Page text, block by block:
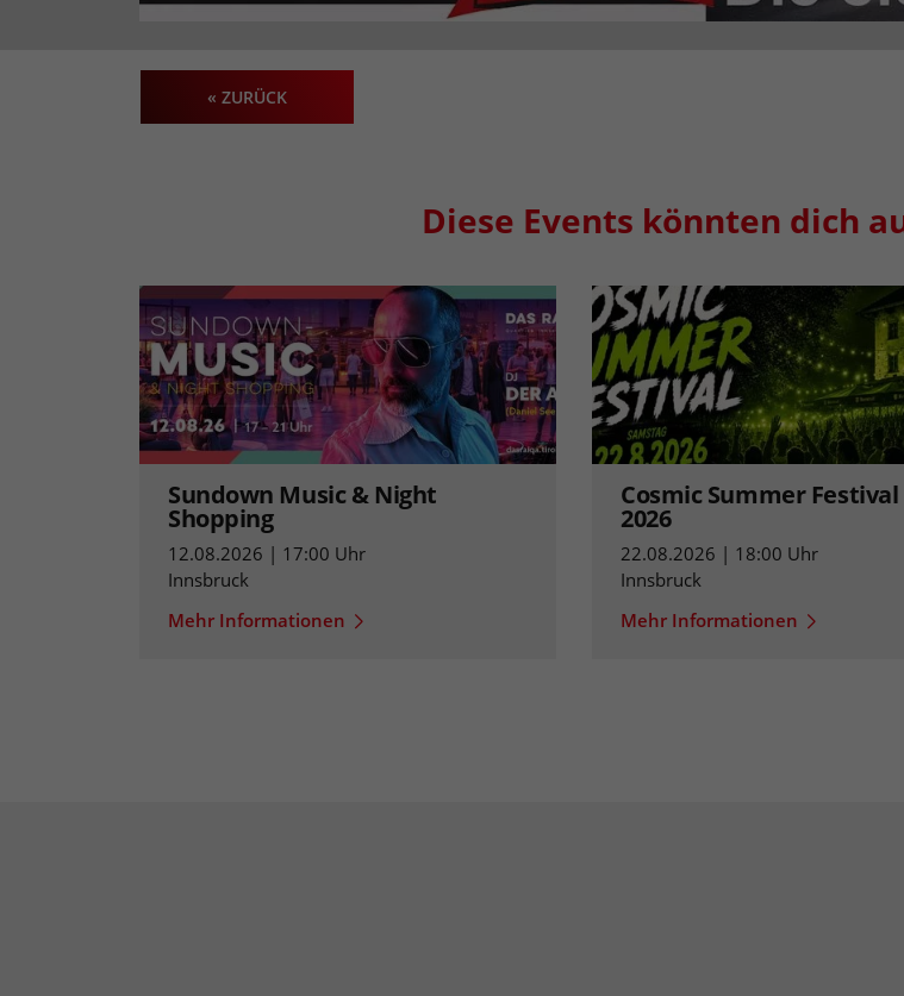
« ZURÜCK
Diese Events könnten dich
Sundown Music & Night
Shopping
12.08.2026 | 17:00 Uhr
Innsbruck
Mehr Informationen
Cosmic Summer Festival
2026
22.08.2026 | 18:00 Uhr
Innsbruck
Mehr Informationen